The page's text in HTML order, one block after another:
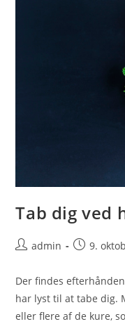
Tab dig ved
Postadmin
Post9.
Der findes
har lyst til at tabe dig.
eller flere af de kure,